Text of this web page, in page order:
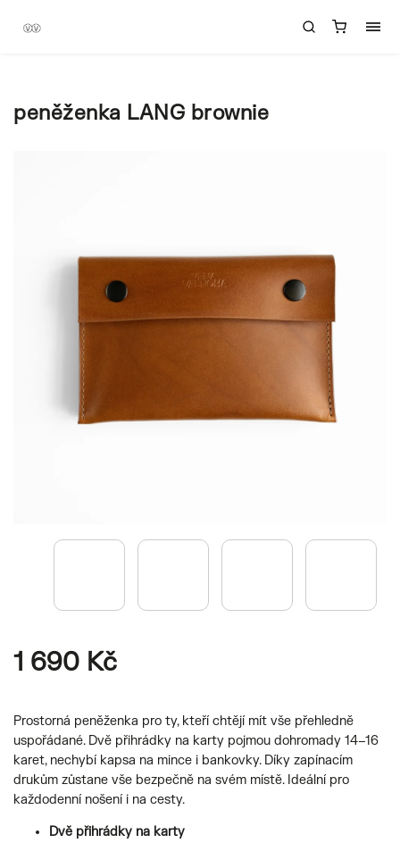
peněženka LANG brownie
1 690 Kč
Prostorná peněženka pro ty, kteří chtějí mít vše přehledně
uspořádané. Dvě přihrádky na karty pojmou dohromady 14–16
karet, nechybí kapsa na mince i bankovky. Díky zapínacím
drukům zůstane vše bezpečně na svém místě. Ideální pro
každodenní nošení i na cesty.
Dvě přihrádky na karty